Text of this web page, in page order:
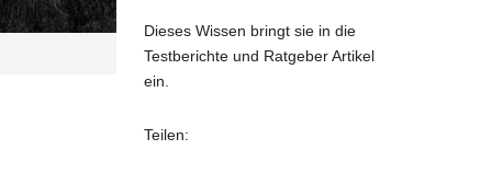
Dieses Wissen bringt sie in die
Testberichte und Ratgeber Artikel
ein.
Teilen: